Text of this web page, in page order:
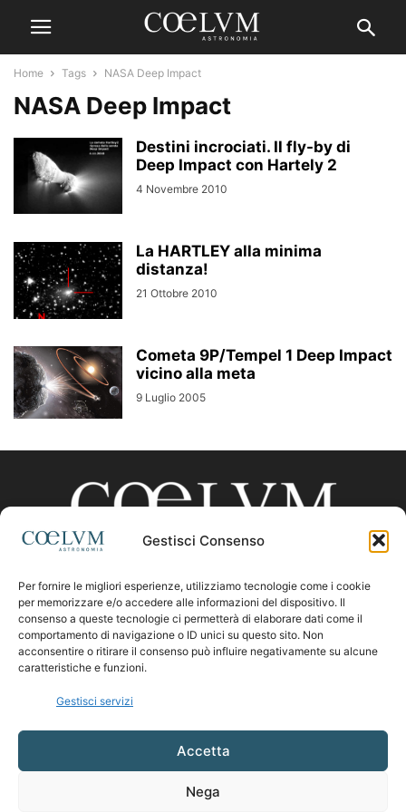
Gestisci Consenso
Per fornire le migliori esperienze, utilizziamo tecnologie come i cookie
per memorizzare e/o accedere alle informazioni del dispositivo. Il
consenso a queste tecnologie ci permetterà di elaborare dati come il
comportamento di navigazione o ID unici su questo sito. Non
acconsentire o ritirare il consenso può influire negativamente su alcune
caratteristiche e funzioni.
Gestisci servizi
Accetta
Nega
Home Tags NASA Deep Impact
NASA Deep Impact
Destini incrociati. Il fly-by di
Deep Impact con Hartely 2
4 Novembre 2010
La HARTLEY alla minima
distanza!
21 Ottobre 2010
Cometa 9P/Tempel 1 Deep Impact
vicino alla meta
9 Luglio 2005
CHI SIAMO
Contattaci:coelumastro@coelum.com